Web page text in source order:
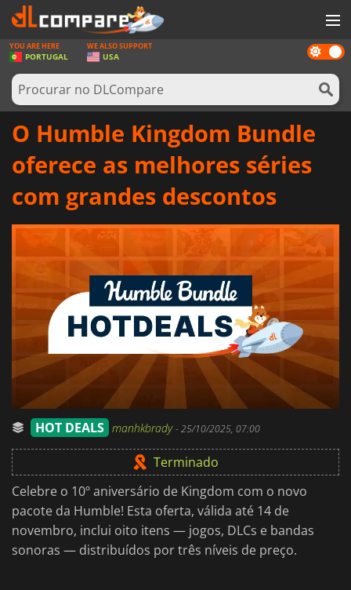
JOGOS
GAME CARDS
SOFTWARE
ENTRAR OU REGISTAR
Dark
mode
YOU ARE HERE
PORTUGAL
WE ALSO SUPPORT
USA
O Humble Kingdom Bundle
oferece as melhores séries
com grandes descontos
HOT DEALS manhkbrady-25/10/2025, 07:00
Terminado
Celebre o 10º aniversário de Kingdom com o novo
pacote da Humble! Esta oferta, válida até 14 de
novembro, inclui oito itens — jogos, DLCs e bandas
sonoras — distribuídos por três níveis de preço.